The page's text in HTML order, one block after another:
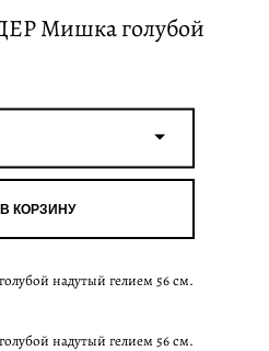
Мишка голубой
КОРЗИНУ
надутый гелием 56 см.
надутый гелием 56 см.